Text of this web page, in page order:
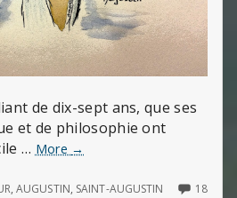
de dix-sept ans, que ses
et de philosophie ont
… More Le
Augustin
→
,AUGUSTIN, SAINT-AUGUSTIN 1818